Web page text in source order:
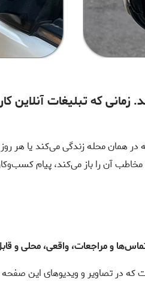
که تبلیغات آنلاین
محله زندگی می‌کند یا هر
آن را باز می‌کند، پیام
و مراجعات، واقعی، محلی و
در تصاویر و ویدیوهای این